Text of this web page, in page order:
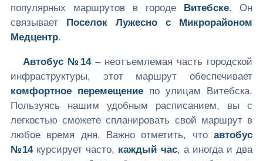
популярных маршрутов в городе Витебске. Он
связывает
Поселок Лужесно с Микрорайоном
Медцентр.
Автобус №14– неотъемлемая часть городской
инфраструктуры, этот маршрут обеспечивает
комфортное перемещение по улицам Витебска.
Пользуясь нашим удобным расписанием, вы с
легкостью сможете спланировать свой маршрут в
любое время дня. Важно отметить, что автобус
№14курсирует часто, каждый час, а иногда и два